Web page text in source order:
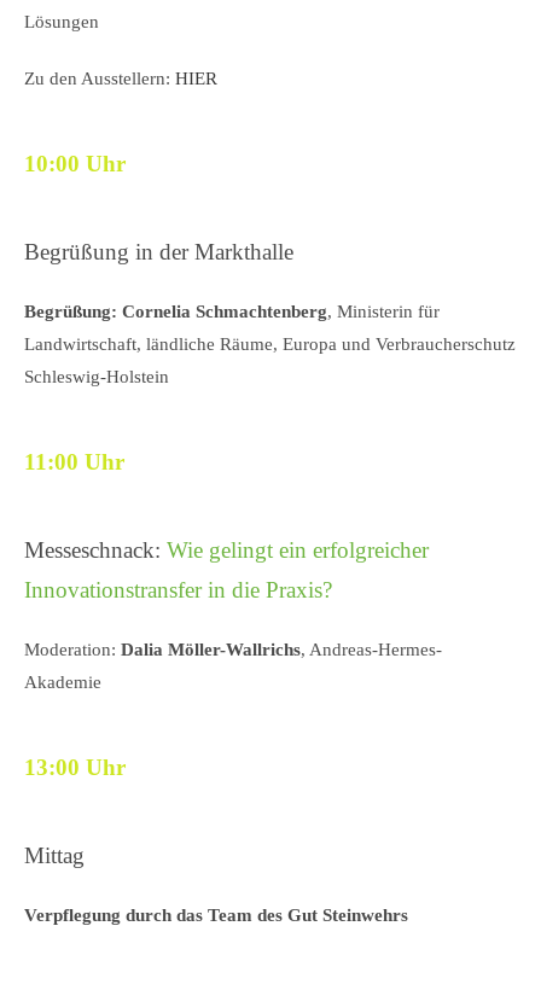
Lösungen
Zu den Ausstellern: HIER
10:00 Uhr
Begrüßung in der Markthalle
Begrüßung: Cornelia Schmachtenberg, Ministerin für
Landwirtschaft, ländliche Räume, Europa und Verbraucherschutz
Schleswig-Holstein
11:00 Uhr
Messeschnack: Wie gelingt ein erfolgreicher
Innovationstransfer in die Praxis?
Moderation: Dalia Möller-Wallrichs, Andreas-Hermes-
Akademie
13:00 Uhr
Mittag
Verpflegung durch das Team des Gut Steinwehrs